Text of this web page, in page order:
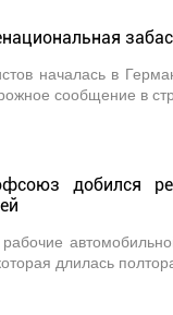
началась в
сообщение в
добился
длилась